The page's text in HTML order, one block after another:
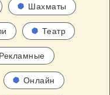
Шахматы
Театр
Рекламные
Онлайн